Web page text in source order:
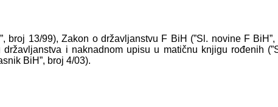
broj 13/99), Zakon o državljanstvu F BiH (”Sl. novine F
i naknadnom upisu u matičnu knjigu rođenih
BiH”, broj 4/03).